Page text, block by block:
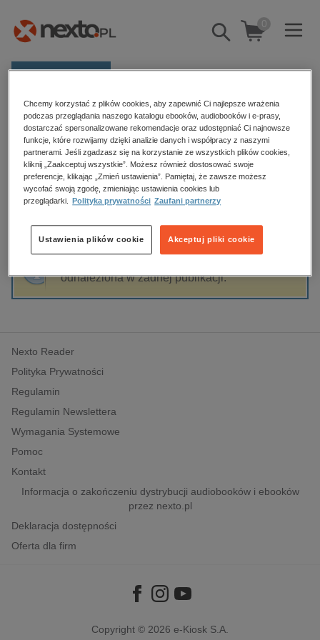
Pokaż/schowaj
wyszukiwarkę
0
Kategorie
Zobacz wszystkie E-prasa
budownictwo, aranżacja wnętrz
biznesowe, branżowe, gospodarka
dzienniki
edukacja
hobby, sport, rozrywka
komputery, internet, technologie, informatyka
polityka, społeczno-informacyjne
psychologiczne
inne
popularno-naukowe
historia
Strona główna Świadectwa XX wiek
Świadectwa XX wiek
Sortowanie Filtrowanie
odnaleziona w żadnej publikacji.
Nexto Reader
Polityka Prywatności
Regulamin
Regulamin Newslettera
Wymagania Systemowe
Pomoc
Kontakt
Informacja o zakończeniu dystrybucji audiobooków i ebooków
przez nexto.pl
Deklaracja dostępności
Oferta dla firm
Copyright © 2026 e-Kiosk S.A.
Chcemy korzystać z plików cookies, aby zapewnić Ci najlepsze wrażenia
podczas przeglądania naszego katalogu ebooków, audiobooków i e-prasy,
dostarczać spersonalizowane rekomendacje oraz udostępniać Ci najnowsze
funkcje, które rozwijamy dzięki analizie danych i współpracy z naszymi
partnerami. Jeśli zgadzasz się na korzystanie ze wszystkich plików cookies,
kliknij „Zaakceptuj wszystkie”. Możesz również dostosować swoje
preferencje, klikając „Zmień ustawienia”. Pamiętaj, że zawsze możesz
wycofać swoją zgodę, zmieniając ustawienia cookies lub
przeglądarki.
Polityka prywatności Zaufani partnerzy
Akceptuj pliki cookie
Ustawienia plików cookie